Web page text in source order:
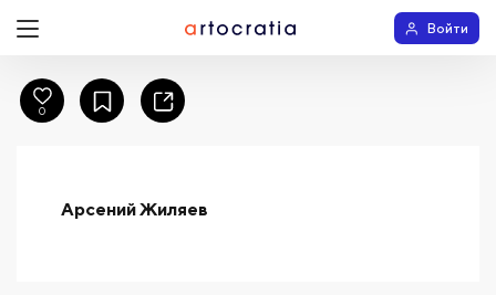
Войти
Арсений Жиляев
0